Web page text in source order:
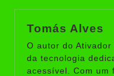
Tomás Alves
O autor do
da tecnologia
acessível. Com um